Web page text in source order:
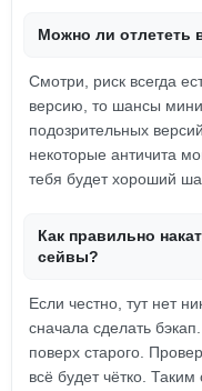
Можно ли отлететь
Смотри, риск всегда
версию, то шансы
подозрительных
некоторые античита
тебя будет хороший
Как правильно
сейвы?
Если честно, тут нет
сначала сделать
поверх старого.
всё будет чётко.